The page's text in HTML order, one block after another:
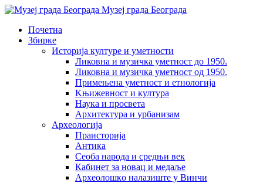
Музеј града Београда
Почетна
Збирке
Историја културе и уметности
Ликовна и музичка уметност до 1950.
Ликовна и музичка уметност од 1950.
Примењена уметност и етнологија
Kњижевност и културa
Наука и просвета
Архитектура и урбанизам
Aрхеологија
Праисторија
Антика
Сеоба народа и средњи век
Кабинет за новац и медаље
Археолошкo налазиште у Винчи